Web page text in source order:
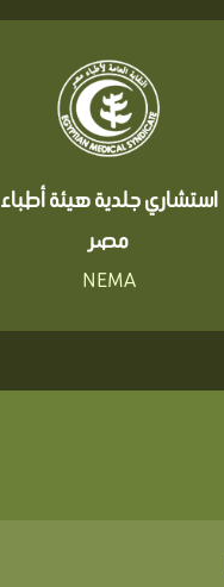
استشاري جلدية هيئة أطباء
مصر
NEMA